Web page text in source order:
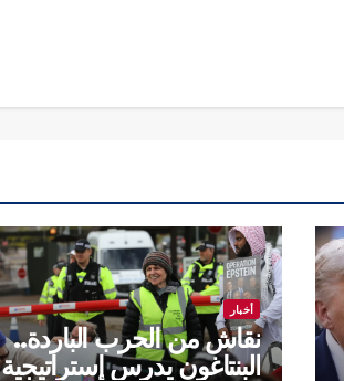
أخبار
نقاش من الحرب الباردة..
البنتاغون يدرس إستراتيجية